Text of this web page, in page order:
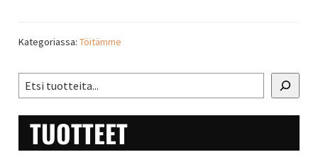
Kategoriassa: Töitämme
ENSISIJAINEN
SIVUPALKKI
Etsi
TUOTTEET